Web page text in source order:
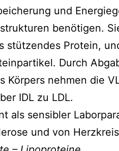
und
benötigen.
stützendes Protein,
Durch
Körpers nehmen die
IDL zu LDL.
als sensibler
und von